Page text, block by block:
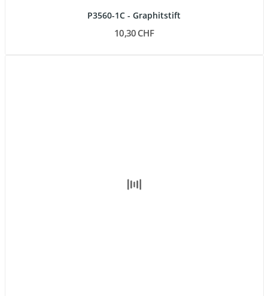
P3560-1C - Graphitstift
10,30 CHF